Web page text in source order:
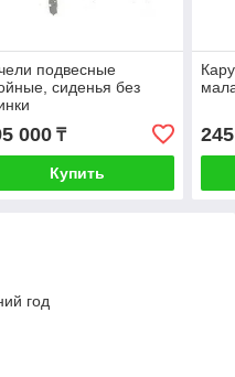
подвесные
сиденья без
000₸
Купить
год